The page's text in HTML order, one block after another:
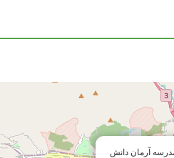
آرمان دانش